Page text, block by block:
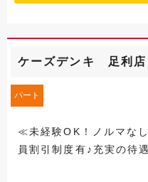
ケーズデンキ 足利店
パート
≪未経験OK！ノルマな
員割引制度有♪充実の待